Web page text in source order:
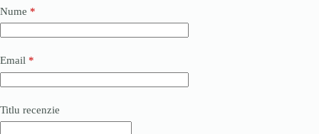
Nume *
Email *
Titlu recenzie